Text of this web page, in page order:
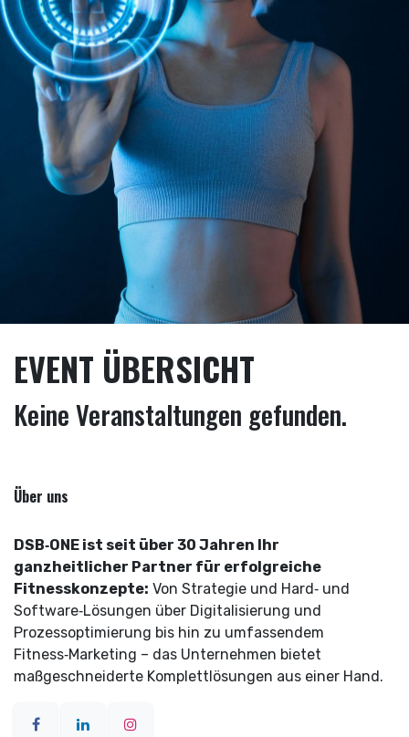
EVENT ÜBERSICHT
Keine Veranstaltungen gefunden.
Über uns
DSB‑ONE ist seit über 30 Jahren Ihr
ganzheitlicher Partner für erfolgreiche
Fitnesskonzepte: Von Strategie und Hard‑ und
Software‑Lösungen über Digitalisierung und
Prozessoptimierung bis hin zu umfassendem
Fitness‑Marketing – das Unternehmen bietet
maßgeschneiderte Komplettlösungen aus einer Hand.